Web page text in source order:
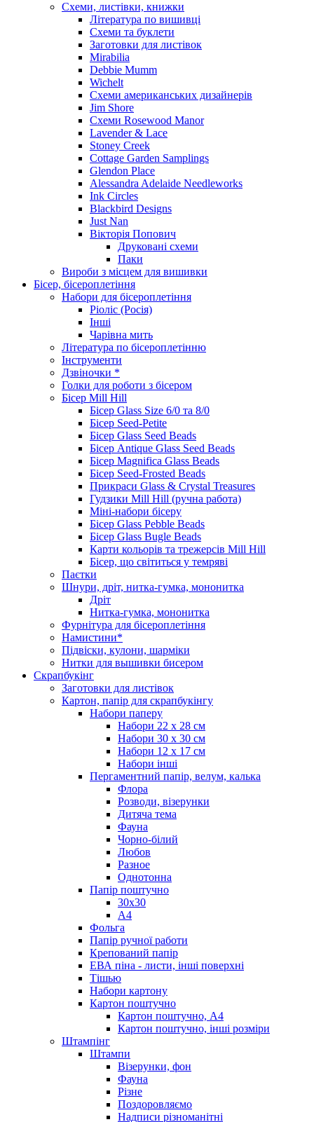
Схеми, листівки, книжки
Література по вишивці
Схеми та буклети
Заготовки для листівок
Mirabilia
Debbie Mumm
Wichelt
Схеми американських дизайнерів
Jim Shore
Cхеми Rosewood Manor
Lavender & Lace
Stoney Creek
Cottage Garden Samplings
Glendon Place
Alessandra Adelaide Needleworks
Ink Circles
Blackbird Designs
Just Nan
Вікторія Попович
Друковані схеми
Паки
Вироби з місцем для вишивки
Бісер, бісероплетіння
Набори для бісероплетіння
Ріоліс (Росія)
Інші
Чарівна мить
Література по бісероплетінню
Інструменти
Дзвіночки *
Голки для роботи з бісером
Бісер Mill Hill
Бісер Glass Size 6/0 та 8/0
Бісер Seed-Petite
Бісер Glass Seed Beads
Бісер Antique Glass Seed Beads
Бісер Magnifica Glass Beads
Бісер Seed-Frosted Beads
Прикраси Glass & Crystal Treasures
Гудзики Mill Hill (ручна работа)
Міні-набори бісеру
Бісер Glass Pebble Beads
Бісер Glass Bugle Beads
Карти кольорів та трежерсів Mill Hill
Бісер, що світиться у темряві
Паєтки
Шнури, дріт, нитка-гумка, мононитка
Дріт
Нитка-гумка, мононитка
Фурнітура для бісероплетіння
Намистини*
Підвіски, кулони, шарміки
Нитки для вышивки бисером
Скрапбукінг
Заготовки для листівок
Картон, папір для скрапбукінгу
Набори паперу
Набори 22 х 28 см
Набори 30 х 30 см
Набори 12 х 17 см
Набори інші
Пергаментний папір, велум, калька
Флора
Розводи, візерунки
Дитяча тема
Фауна
Чорно-білий
Любов
Разное
Однотонна
Папір поштучно
30х30
А4
Фольга
Папір ручної работи
Крепований папір
ЕВА піна - листи, інші поверхні
Тішью
Набори картону
Картон поштучно
Картон поштучно, А4
Картон поштучно, інші розміри
Штампінг
Штампи
Візерунки, фон
Фауна
Різне
Поздоровляємо
Надписи різноманітні